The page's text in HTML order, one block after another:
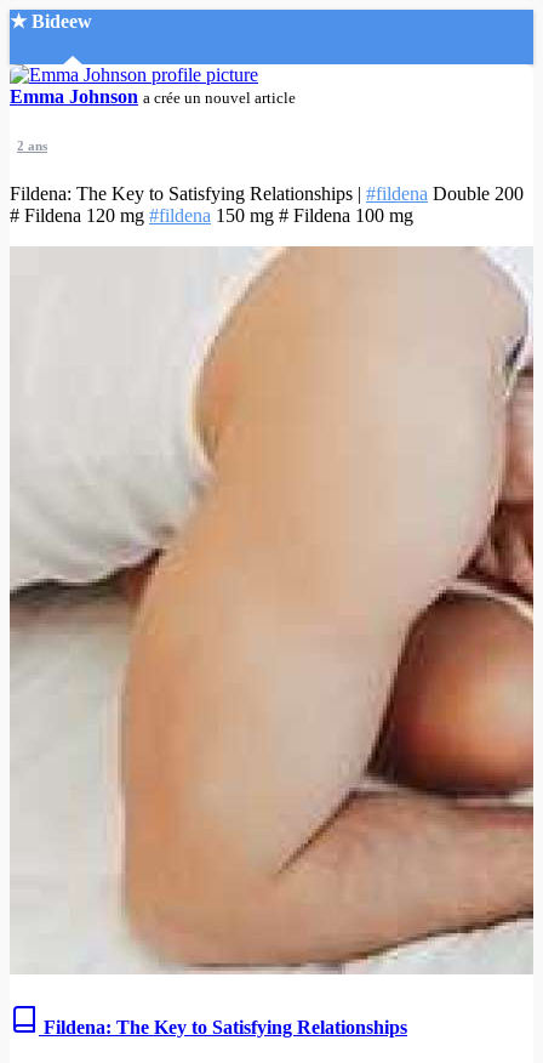
★ Bideew
Accueil
Recherche Avancée
Créer un compte
Emma Johnson a crée un nouvel article
2 ans
Fildena: The Key to Satisfying Relationships | #fildena Double 200
# Fildena 120 mg #fildena 150 mg # Fildena 100 mg
Fildena: The Key to Satisfying Relationships